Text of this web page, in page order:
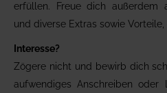
erfüllen. Freue dich außerdem
und diverse Extras sowie
Interesse?
Zögere nicht und bewirb dich
aufwendiges An­schreiben oder